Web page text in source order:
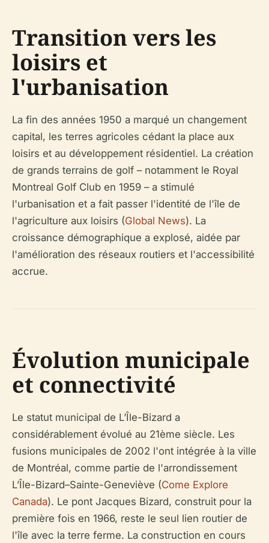
Transition vers les
loisirs et
l'urbanisation
La fin des années 1950 a marqué un changement
capital, les terres agricoles cédant la place aux
loisirs et au développement résidentiel. La création
de grands terrains de golf – notamment le Royal
Montreal Golf Club en 1959 – a stimulé
l'urbanisation et a fait passer l'identité de l'île de
l'agriculture aux loisirs (Global News). La
croissance démographique a explosé, aidée par
l'amélioration des réseaux routiers et l'accessibilité
accrue.
Évolution municipale
et connectivité
Le statut municipal de L’Île-Bizard a
considérablement évolué au 21ème siècle. Les
fusions municipales de 2002 l'ont intégrée à la ville
de Montréal, comme partie de l'arrondissement
L’Île-Bizard–Sainte-Geneviève (Come Explore
Canada). Le pont Jacques Bizard, construit pour la
première fois en 1966, reste le seul lien routier de
l'île avec la terre ferme. La construction en cours